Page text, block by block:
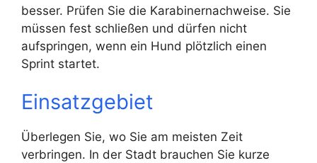
besser. Prüfen Sie die Karabinernachweise. Sie
müssen fest schließen und dürfen nicht
aufspringen, wenn ein Hund plötzlich einen
Sprint startet.
Einsatzgebiet
Überlegen Sie, wo Sie am meisten Zeit
verbringen. In der Stadt brauchen Sie kurze